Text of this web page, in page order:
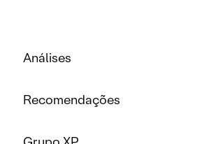
Análises
Recomendações